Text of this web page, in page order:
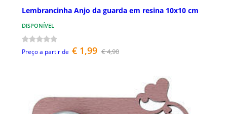
Lembrancinha Anjo da guarda em resina 10x10 cm
DISPONÍVEL
Preço a partir de € 1,99 € 4,90